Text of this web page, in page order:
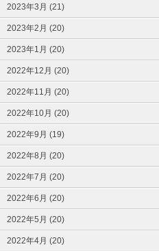
2023年3月 (21)
2023年2月 (20)
2023年1月 (20)
2022年12月 (20)
2022年11月 (20)
2022年10月 (20)
2022年9月 (19)
2022年8月 (20)
2022年7月 (20)
2022年6月 (20)
2022年5月 (20)
2022年4月 (20)